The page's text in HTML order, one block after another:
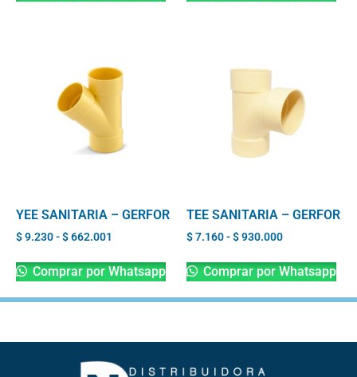
YEE SANITARIA – GERFOR
$9.230-$662.001
Comprar por Whatsapp
TEE SANITARIA – GERFOR
$7.160-$930.000
Comprar por Whatsapp